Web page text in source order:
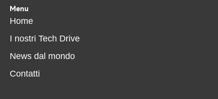
Menu
Home
I nostri Tech Drive
News dal mondo
Contatti